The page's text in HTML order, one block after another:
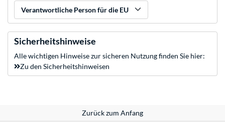
Verantwortliche Person für die EU
Sicherheitshinweise
Alle wichtigen Hinweise zur sicheren Nutzung finden Sie hier:
Zu den Sicherheitshinweisen
Zurück zum Anfang